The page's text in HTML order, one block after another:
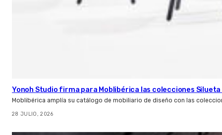
Yonoh Studio firma para Moblibérica las colecciones Silueta
Moblibérica amplía su catálogo de mobiliario de diseño con las
28 JULIO, 2026